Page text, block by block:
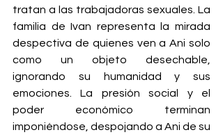
tratan a las trabajadoras sexuales. La
familia de Ivan representa la mirada
despectiva de quienes ven a Ani solo
como un objeto desechable,
ignorando su humanidad y sus
emociones. La presión social y el
poder económico terminan
imponiéndose, despojando a Ani de su